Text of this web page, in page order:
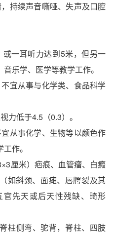
持续声音嘶哑、失声及口腔
一耳听力达到5米，但另一
乐学、医学等教学工作。
宜从事与化学类、食品科学
力低于4.5（0.3）。
从事化学、生物等以颜色作
作。
厘米）疤痕、血管瘤、白癜
如斜颈、面瘫、唇腭裂及其
先天或后天性残缺、畸形
柱侧弯、驼背，脊柱、四肢